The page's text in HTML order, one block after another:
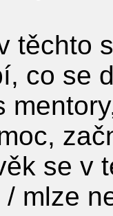
těchto
co se
se v
mlze